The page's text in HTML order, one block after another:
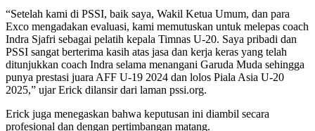
“Setelah kami di PSSI, baik saya, Wakil Ketua Umum, dan para
Exco mengadakan evaluasi, kami memutuskan untuk melepas coach
Indra Sjafri sebagai pelatih kepala Timnas U-20. Saya pribadi dan
PSSI sangat berterima kasih atas jasa dan kerja keras yang telah
ditunjukkan coach Indra selama menangani Garuda Muda sehingga
punya prestasi juara AFF U-19 2024 dan lolos Piala Asia U-20
2025,” ujar Erick dilansir dari laman pssi.org.
Erick juga menegaskan bahwa keputusan ini diambil secara
profesional dan dengan pertimbangan matang.